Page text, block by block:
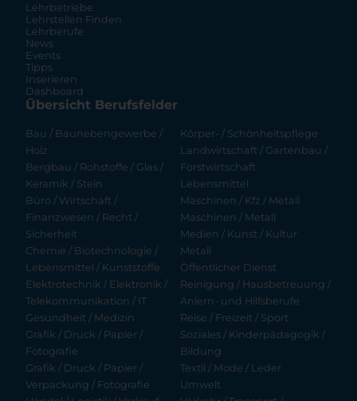
Lehrbetriebe
Lehrstellen Finden
Lehrberufe
News
Events
Tipps
Inserieren
Dashboard
Übersicht Berufsfelder
Bau / Baunebengewerbe /
Holz
Bergbau / Rohstoffe / Glas /
Keramik / Stein
Büro / Wirtschaft /
Finanzwesen / Recht /
Sicherheit
Chemie / Biotechnologie /
Lebensmittel / Kunststoffe
Elektrotechnik / Elektronik /
Telekommunikation / IT
Gesundheit / Medizin
Grafik / Druck / Papier /
Fotografie
Grafik / Druck / Papier /
Verpackung / Fotografie
Körper- / Schönheitspflege
Landwirtschaft / Gartenbau /
Forstwirtschaft
Lebensmittel
Maschinen / Kfz / Metall
Maschinen / Metall
Medien / Kunst / Kultur
Metall
Öffentlicher Dienst
Reinigung / Hausbetreuung /
Anlern- und Hilfsberufe
Reise / Freizeit / Sport
Soziales / Kinderpädagogik /
Bildung
Textil / Mode / Leder
Umwelt